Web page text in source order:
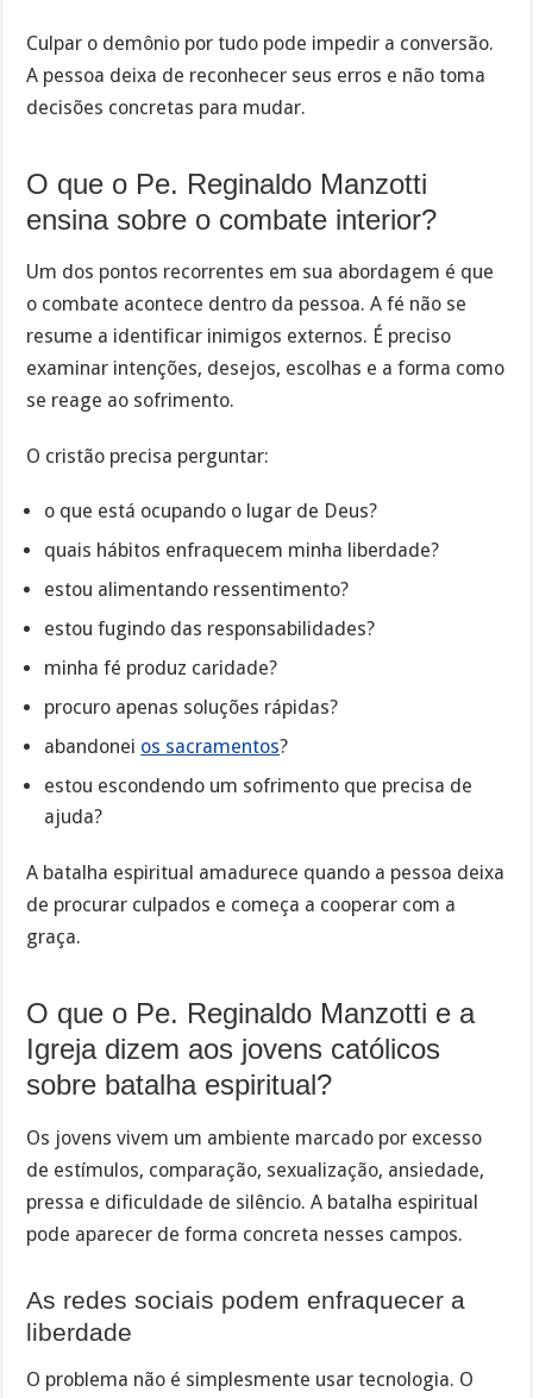
Culpar o demônio por tudo pode impedir a conversão.
A pessoa deixa de reconhecer seus erros e não toma
decisões concretas para mudar.
O que o Pe. Reginaldo Manzotti
ensina sobre o combate interior?
Um dos pontos recorrentes em sua abordagem é que
o combate acontece dentro da pessoa. A fé não se
resume a identificar inimigos externos. É preciso
examinar intenções, desejos, escolhas e a forma como
se reage ao sofrimento.
O cristão precisa perguntar:
o que está ocupando o lugar de Deus?
quais hábitos enfraquecem minha liberdade?
estou alimentando ressentimento?
estou fugindo das responsabilidades?
minha fé produz caridade?
procuro apenas soluções rápidas?
abandonei os sacramentos?
estou escondendo um sofrimento que precisa de
ajuda?
A batalha espiritual amadurece quando a pessoa deixa
de procurar culpados e começa a cooperar com a
graça.
O que o Pe. Reginaldo Manzotti e a
Igreja dizem aos jovens católicos
sobre batalha espiritual?
Os jovens vivem um ambiente marcado por excesso
de estímulos, comparação, sexualização, ansiedade,
pressa e dificuldade de silêncio. A batalha espiritual
pode aparecer de forma concreta nesses campos.
As redes sociais podem enfraquecer a
liberdade
O problema não é simplesmente usar tecnologia. O